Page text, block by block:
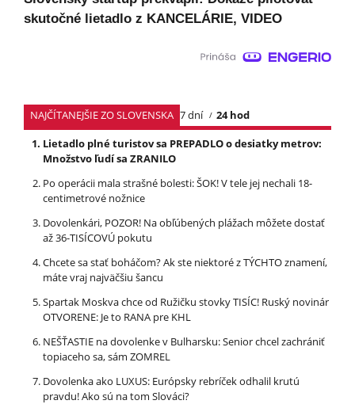
skutočné lietadlo z KANCELÁRIE, VIDEO
NAJČÍTANEJŠIE ZO SLOVENSKA 7 dní
24 hod
Lietadlo plné turistov sa PREPADLO o desiatky metrov:
Množstvo ľudí sa ZRANILO
Po operácii mala strašné bolesti: ŠOK! V tele jej nechali 18-
centimetrové nožnice
Dovolenkári, POZOR! Na obľúbených plážach môžete dostať
až 36-TISÍCOVÚ pokutu
Chcete sa stať boháčom? Ak ste niektoré z TÝCHTO znamení,
máte vraj najväčšiu šancu
Spartak Moskva chce od Ružičku stovky TISÍC! Ruský novinár
OTVORENE: Je to RANA pre KHL
NEŠŤASTIE na dovolenke v Bulharsku: Senior chcel zachrániť
topiaceho sa, sám ZOMREL
Dovolenka ako LUXUS: Európsky rebríček odhalil krutú
pravdu! Ako sú na tom Slováci?